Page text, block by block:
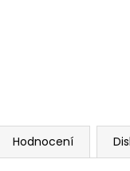
Hodnocení